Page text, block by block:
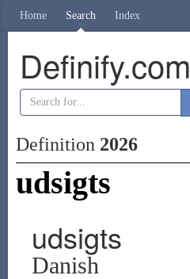
Home Search Index
Definify.com
Definition 2026
udsigts
udsigts
Danish